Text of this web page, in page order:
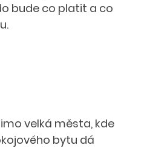
bude co platit a co
velká města, kde
bytu dá